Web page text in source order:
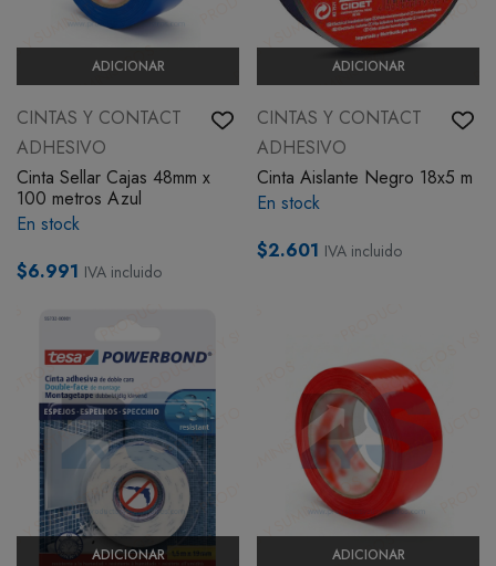
ADICIONAR
CINTAS Y CONTACT
ADHESIVO
Cinta Sellar Cajas 48mm x
100 metros Azul
En stock
$6.991 IVA incluido
ADICIONAR
CINTAS Y CONTACT
ADHESIVO
Cinta Aislante Negro 18x5 m
En stock
$2.601 IVA incluido
ADICIONAR ADICIONAR